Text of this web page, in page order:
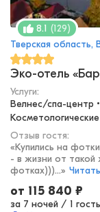
8.1 (129)
Тверская область,
Эко-отель
Услуги:
Велнес/спа-центр
Косметологические
Отзыв гостя:
«Купились на
- в жизни от такой
фотках)))...»
от 115 840 ₽
за 7 ночей / 1 гость